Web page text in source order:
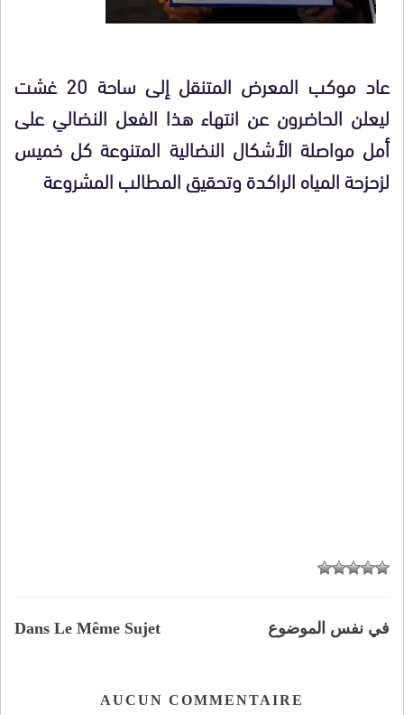
عاد موكب المعرض المتنقل إلى ساحة 20 غشت
ليعلن الحاضرون عن انتهاء هذا الفعل النضالي على
أمل مواصلة الأشكال النضالية المتنوعة كل خميس
لزحزحة المياه الراكدة وتحقيق المطالب المشروعة
Dans Le Même Sujet في نفس الموضوع
AUCUN COMMENTAIRE